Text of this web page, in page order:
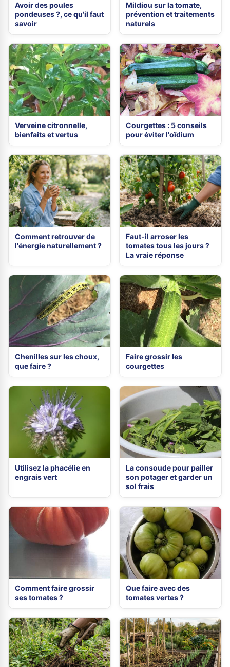
Avoir des poules
pondeuses ?, ce qu'il faut
savoir
Mildiou sur la tomate,
prévention et traitements
naturels
Verveine citronnelle,
bienfaits et vertus
Courgettes : 5 conseils
pour éviter l'oïdium
Comment retrouver de
l'énergie naturellement ?
Faut-il arroser les
tomates tous les jours ?
La vraie réponse
Chenilles sur les choux,
que faire ?
Faire grossir les
courgettes
Utilisez la phacélie en
engrais vert
La consoude pour pailler
son potager et garder un
sol frais
Comment faire grossir
ses tomates ?
Que faire avec des
tomates vertes ?